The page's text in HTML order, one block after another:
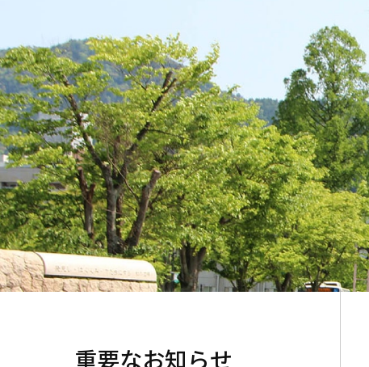
重要なお知らせ